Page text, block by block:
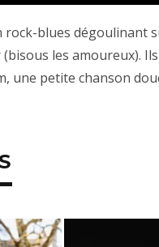
rock-blues dégoulinant
les amoureux).
une petite chanson